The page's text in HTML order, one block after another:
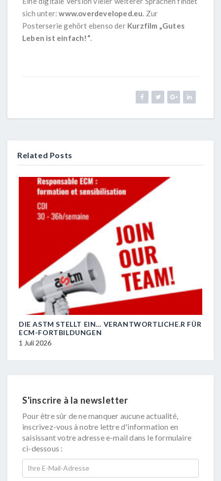
sich unter:www.overdeveloped.eu. Zur
Posterserie gehört ebenso der Kurzfilm „Gutes
Leben ist einfach!“.
Related Posts
DIE ASTM STELLT EIN… VERANTWORTLICHE.R FÜR
ECM-FORTBILDUNGEN
1 Juli 2026
S'inscrire à la newsletter
Pour être sûr de ne manquer aucune actualité,
inscrivez-vous à notre lettre d'information en
saisissant votre adresse e-mail dans le formulaire
ci-dessous :